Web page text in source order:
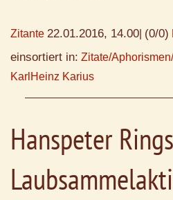
Zitante 22.01.2016, 14.00 (0/0)
einsortiert in: Zitate/
KarlHeinz Karius
Hanspeter